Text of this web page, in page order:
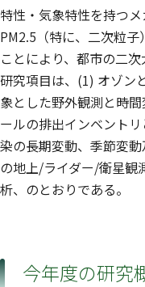
特性・気象特性を持つ
PM2.5（特に、二次粒
ことにより、都市の二
研究項目は、(1) オゾン
象とした野外観測と時
ールの排出インベント
染の長期変動、季節変
の地上/ライダー/衛星観
析、のとおりである。
今年度の研究